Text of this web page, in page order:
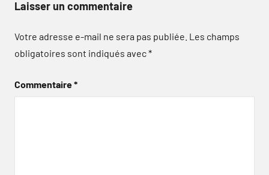
Laisser un commentaire
Votre adresse e-mail ne sera pas publiée. Les champs
obligatoires sont indiqués avec*
Commentaire*